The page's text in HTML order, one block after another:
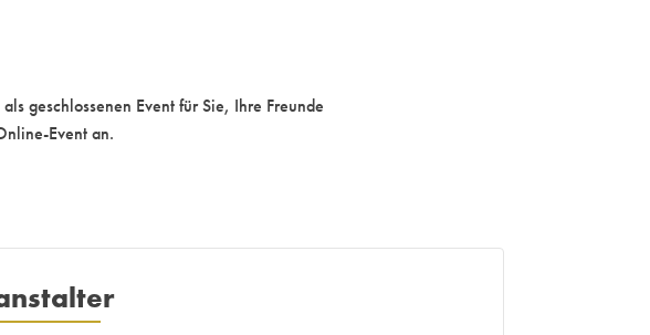
geschlossenen Event für Sie, Ihre Freunde
Event an.